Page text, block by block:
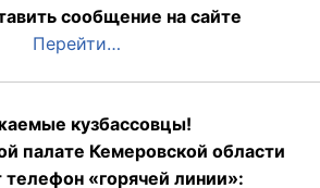
сообщение на сайте
Перейти…
кузбассовцы!
палате Кемеровской области
телефон «горячей линии»: